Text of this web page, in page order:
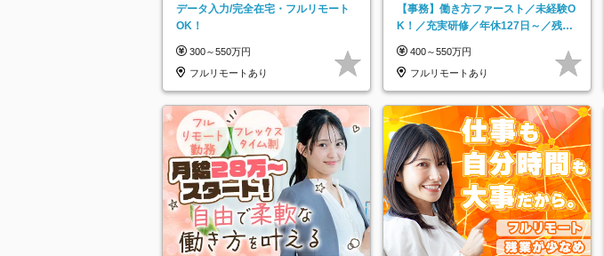
データ入力/完全在宅・フルリモート
OK！
300～550万円
フルリモートあり
【事務】働き方ファースト／未経験O
K！／充実研修／年休127日～／残業
400～550万円
フルリモートあり